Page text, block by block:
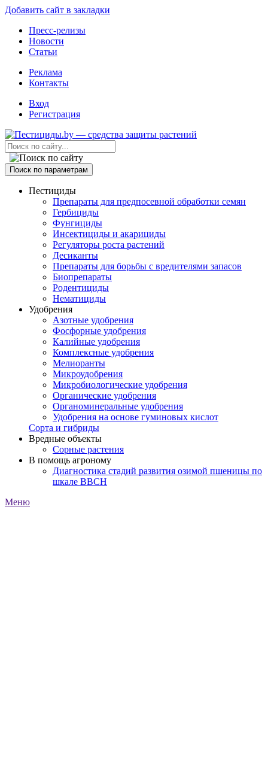
Добавить сайт в закладки
Пресс-релизы
Новости
Статьи
Реклама
Контакты
Вход
Регистрация
Поиск по параметрам
Пестициды
Препараты для предпосевной обработки семян
Гербициды
Фунгициды
Инсектициды и акарициды
Регуляторы роста растений
Десиканты
Препараты для борьбы с вредителями запасов
Биопрепараты
Родентициды
Нематициды
Удобрения
Азотные удобрения
Фосфорные удобрения
Калийные удобрения
Комплексные удобрения
Мелиоранты
Микроудобрения
Микробиологические удобрения
Органические удобрения
Органоминеральные удобрения
Удобрения на основе гуминовых кислот
Сорта и гибриды
Вредные объекты
Сорные растения
В помощь агроному
Диагностика стадий развития озимой пшеницы по
шкале ВВСН
Меню